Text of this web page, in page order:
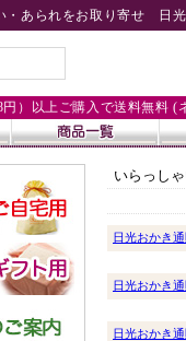
・あられをお取り寄せ 日
）以上ご購入で送料無料 (
いらっし
日光おかき
日光おかき
日光おかき